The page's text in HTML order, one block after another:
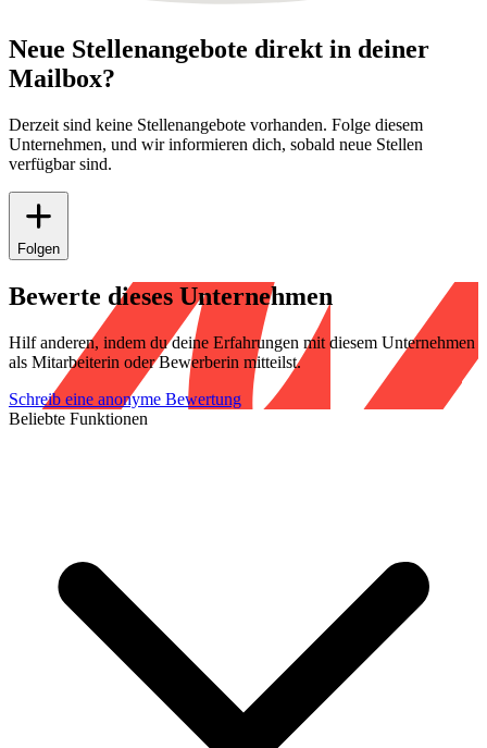
Neue Stellenangebote direkt in deiner
Mailbox?
Derzeit sind keine Stellenangebote vorhanden. Folge diesem
Unternehmen, und wir informieren dich, sobald neue Stellen
verfügbar sind.
Folgen
Bewerte dieses Unternehmen
Hilf anderen, indem du deine Erfahrungen mit diesem Unternehmen
als Mitarbeiterin oder Bewerberin mitteilst.
Schreib eine anonyme Bewertung
Beliebte Funktionen